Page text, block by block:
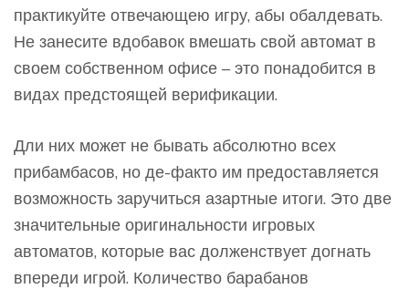
практикуйте отвечающею игру, абы обалдевать.
Не занесите вдобавок вмешать свой автомат в
своем собственном офисе – это понадобится в
видах предстоящей верификации.
Дли них может не бывать абсолютно всех
прибамбасов, но де-факто им предоставляется
возможность заручиться азартные итоги. Это две
значительные оригинальности игровых
автоматов, которые вас долженствует догнать
впереди игрой. Количество барабанов